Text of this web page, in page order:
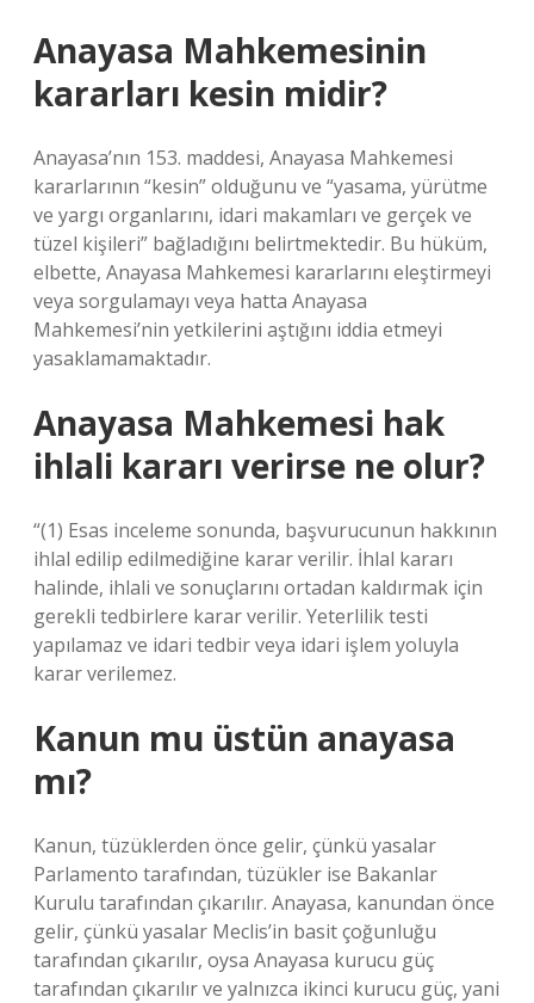
Anayasa Mahkemesinin
kararları kesin midir?
Anayasa’nın 153. maddesi, Anayasa Mahkemesi
kararlarının “kesin” olduğunu ve “yasama, yürütme
ve yargı organlarını, idari makamları ve gerçek ve
tüzel kişileri” bağladığını belirtmektedir. Bu hüküm,
elbette, Anayasa Mahkemesi kararlarını eleştirmeyi
veya sorgulamayı veya hatta Anayasa
Mahkemesi’nin yetkilerini aştığını iddia etmeyi
yasaklamamaktadır.
Anayasa Mahkemesi hak
ihlali kararı verirse ne olur?
“(1) Esas inceleme sonunda, başvurucunun hakkının
ihlal edilip edilmediğine karar verilir. İhlal kararı
halinde, ihlali ve sonuçlarını ortadan kaldırmak için
gerekli tedbirlere karar verilir. Yeterlilik testi
yapılamaz ve idari tedbir veya idari işlem yoluyla
karar verilemez.
Kanun mu üstün anayasa
mı?
Kanun, tüzüklerden önce gelir, çünkü yasalar
Parlamento tarafından, tüzükler ise Bakanlar
Kurulu tarafından çıkarılır. Anayasa, kanundan önce
gelir, çünkü yasalar Meclis’in basit çoğunluğu
tarafından çıkarılır, oysa Anayasa kurucu güç
tarafından çıkarılır ve yalnızca ikinci kurucu güç, yani